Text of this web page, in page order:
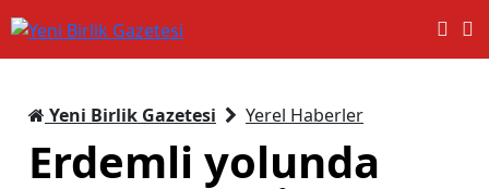
Yeni Birlik Gazetesi Yerel Haberler
Erdemli yolunda